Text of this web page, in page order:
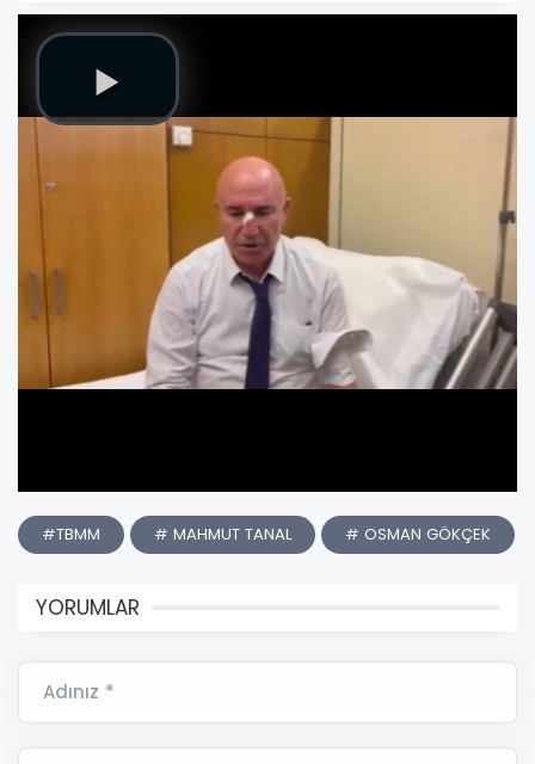
#TBMM # MAHMUT TANAL # OSMAN GÖKÇEK
YORUMLAR
Adınız *